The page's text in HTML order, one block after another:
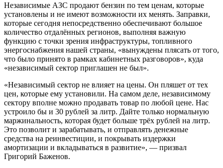
Независимые АЗС продают бензин по тем ценам, которые
установлены и не имеют возможности их менять. Заправки,
которые сегодня непосредственно обеспечивают большое
количество отдалённых регионов, выполняя важную
функцию с точки зрения инфраструктуры, топливного
энергоснабжения нашей страны, «вынуждены плясать от того,
что было принято в рамках кабинетных разговоров», куда
«независимый сектор приглашен не был».
«Независимый сектор не влияет на цены. Он пляшет от тех
цен, которые ему установили. На самом деле, независимому
сектору вполне можно продавать товар по любой цене. Нас
устроило бы и 30 рублей за литр. Дайте только нормальную
маржинальность, которая будет больше трёх рублей на литр.
Это позволит и зарабатывать, и отправлять денежные
средства на реинвестиции, и покрывать издержки
амортизации и вкладываться в развитие», — призвал
Григорий Баженов.